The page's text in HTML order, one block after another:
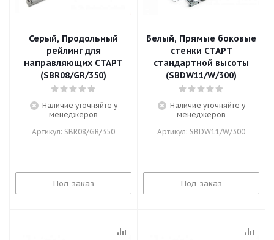
Серый, Продольный
рейлинг для
направляющих СТАРТ
(SBR08/GR/350)
Наличие уточняйте у
менеджеров
Артикул: SBR08/GR/350
Под заказ
Белый, Прямые боковые
стенки СТАРТ
стандартной высоты
(SBDW11/W/300)
Наличие уточняйте у
менеджеров
Артикул: SBDW11/W/300
Под заказ